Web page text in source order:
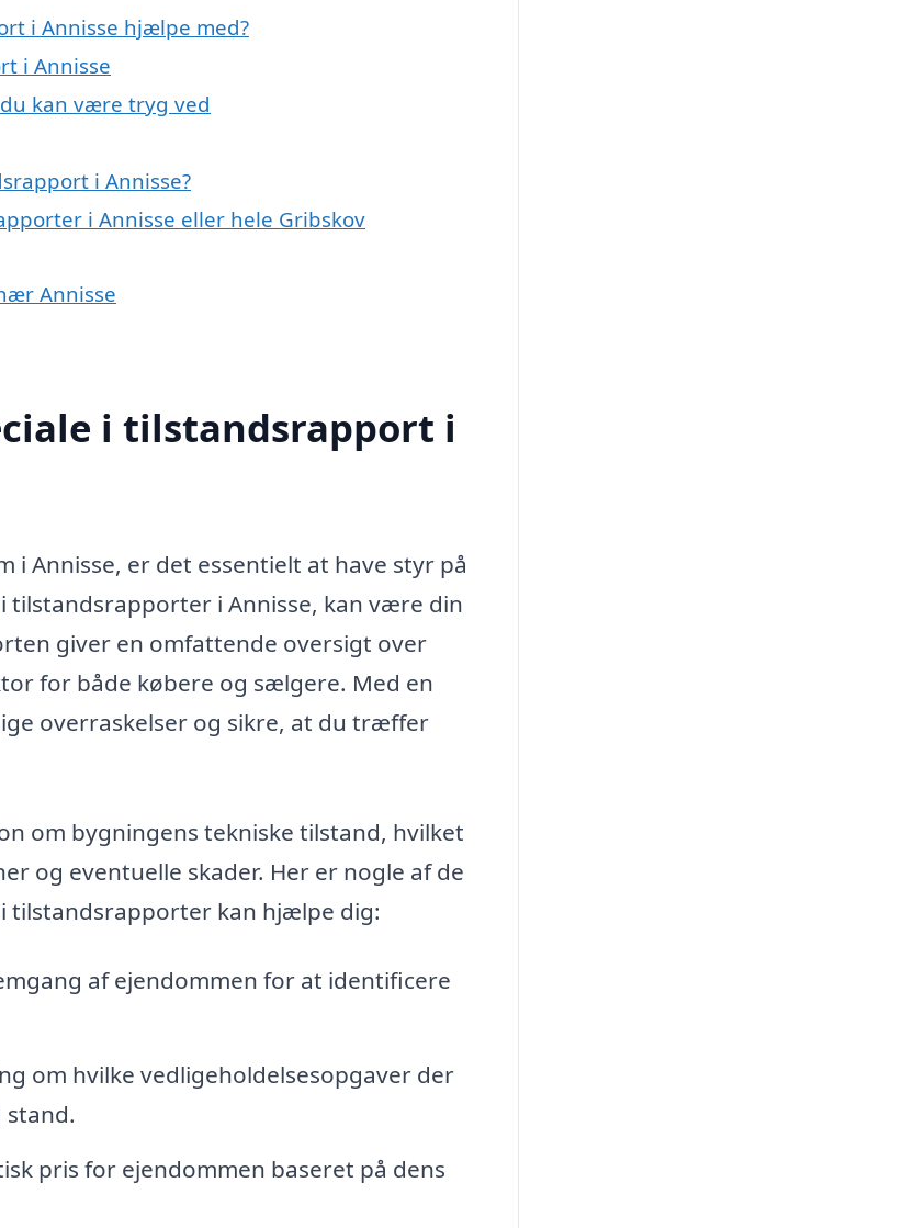
i Annisse hjælpe med?
i Annisse
kan være tryg ved
i Annisse?
i Annisse eller hele Gribskov
Annisse
i tilstandsrapport i
i Annisse, er det essentielt at have styr på
tilstandsrapporter i Annisse, kan være din
giver en omfattende oversigt over
for både købere og sælgere. Med en
overraskelser og sikre, at du træffer
om bygningens tekniske tilstand, hvilket
og eventuelle skader. Her er nogle af de
tilstandsrapporter kan hjælpe dig:
af ejendommen for at identificere
om hvilke vedligeholdelsesopgaver der
stand.
pris for ejendommen baseret på dens